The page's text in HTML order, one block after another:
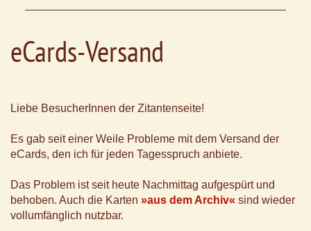
eCards-Versand
Liebe BesucherInnen der Zitantenseite!
Es gab seit einer Weile Probleme mit dem Versand der
eCards, den ich für jeden Tagesspruch anbiete.
Das Problem ist seit heute Nachmittag aufgespürt und
behoben. Auch die Karten »aus dem Archiv« sind wieder
vollumfänglich nutzbar.